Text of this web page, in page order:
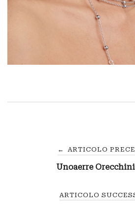
Navigazione
← ARTICOLO
Unoaerre
ARTICOLO